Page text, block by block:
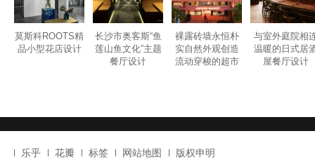
莫斯科ROOTS精
品小型花店设计
长沙市奥客斯“鱼
莲山鱼文化”主题
餐厅设计
裸露砖墙永恒朴
实自然外观创造
流动穿梭的超市
与室外庭院相
温暖的日式居
屋餐厅设计
乐乎 花瓣 标签 网站地图 版权申明